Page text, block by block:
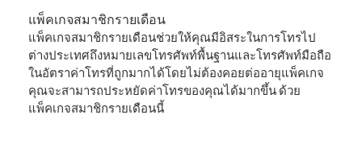
แพ็คเกจสมาชิกรายเดือน
แพ็คเกจสมาชิกรายเดือนช่วยให้คุณมีอิสระในการโทรไป
ต่างประเทศถึงหมายเลขโทรศัพท์พื้นฐานและโทรศัพท์มือถือ
ในอัตราค่าโทรที่ถูกมากได้โดยไม่ต้องคอยต่ออายุแพ็คเกจ
คุณจะสามารถประหยัดค่าโทรของคุณได้มากขึ้น ด้วย
แพ็คเกจสมาชิกรายเดือนนี้